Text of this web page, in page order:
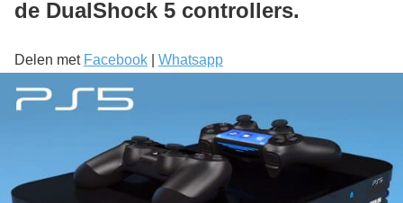
de DualShock 5 controllers.
Delen met Facebook Whatsapp